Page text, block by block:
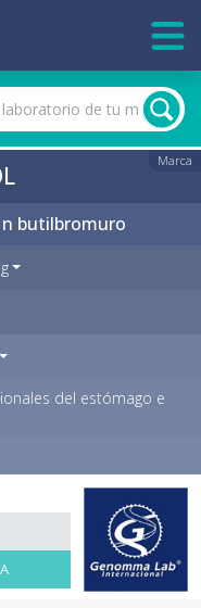
Marca
butilbromuro
del estómago e